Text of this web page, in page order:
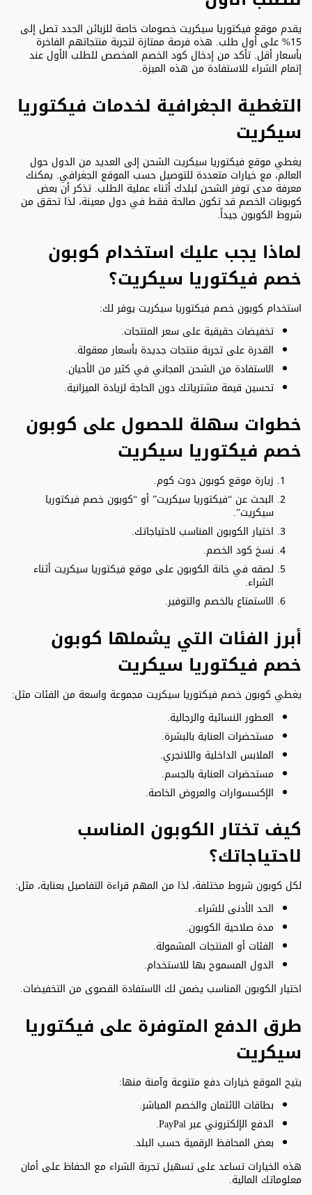
يقدم موقع فيكتوريا سيكريت خصومات خاصة للزبائن الجدد تصل إلى
15% على أول طلب. هذه فرصة ممتازة لتجربة منتجاتهم الفاخرة
بأسعار أقل. تأكد من إدخال كود الخصم المخصص للطلب الأول عند
إتمام الشراء للاستفادة من هذه الميزة.
التغطية الجغرافية لخدمات فيكتوريا
سيكريت
يغطي موقع فيكتوريا سيكريت الشحن إلى العديد من الدول حول
العالم، مع خيارات متعددة للتوصيل حسب الموقع الجغرافي. يمكنك
معرفة مدى توفر الشحن لبلدك أثناء عملية الطلب. تذكر أن بعض
كوبونات الخصم قد تكون صالحة فقط في دول معينة، لذا تحقق من
شروط الكوبون جيداً.
لماذا يجب عليك استخدام كوبون
خصم فيكتوريا سيكريت؟
استخدام كوبون خصم فيكتوريا سيكريت يوفر لك:
تخفيضات حقيقية على سعر المنتجات.
القدرة على تجربة منتجات جديدة بأسعار معقولة.
الاستفادة من الشحن المجاني في كثير من الأحيان.
تحسين قيمة مشترياتك دون الحاجة لزيادة الميزانية.
خطوات سهلة للحصول على كوبون
خصم فيكتوريا سيكريت
زيارة موقع كوبون دوت كوم.
البحث عن “فيكتوريا سيكريت” أو “كوبون خصم فيكتوريا
سيكريت”.
اختيار الكوبون المناسب لاحتياجاتك.
نسخ كود الخصم.
لصقه في خانة الكوبون على موقع فيكتوريا سيكريت أثناء
الشراء.
الاستمتاع بالخصم والتوفير.
أبرز الفئات التي يشملها كوبون
خصم فيكتوريا سيكريت
يغطي كوبون خصم فيكتوريا سيكريت مجموعة واسعة من الفئات مثل:
العطور النسائية والرجالية.
مستحضرات العناية بالبشرة.
الملابس الداخلية واللانجري.
مستحضرات العناية بالجسم.
الإكسسوارات والعروض الخاصة.
كيف تختار الكوبون المناسب
لاحتياجاتك؟
لكل كوبون شروط مختلفة، لذا من المهم قراءة التفاصيل بعناية، مثل:
الحد الأدنى للشراء.
مدة صلاحية الكوبون.
الفئات أو المنتجات المشمولة.
الدول المسموح بها للاستخدام.
اختيار الكوبون المناسب يضمن لك الاستفادة القصوى من التخفيضات.
طرق الدفع المتوفرة على فيكتوريا
سيكريت
يتيح الموقع خيارات دفع متنوعة وآمنة منها:
بطاقات الائتمان والخصم المباشر.
الدفع الإلكتروني عبر PayPal.
بعض المحافظ الرقمية حسب البلد.
هذه الخيارات تساعد على تسهيل تجربة الشراء مع الحفاظ على أمان
معلوماتك المالية.